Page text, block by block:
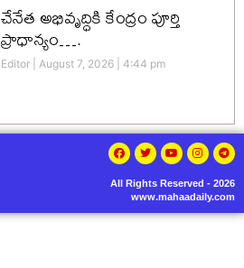
చేనేత అభివృద్ధికి కేంద్రం పూర్తి
ప్రాధాన్యం….
Editor August 7, 2026 4:44 pm
All Rights Reserved - 2026
www.mahaadaily.com